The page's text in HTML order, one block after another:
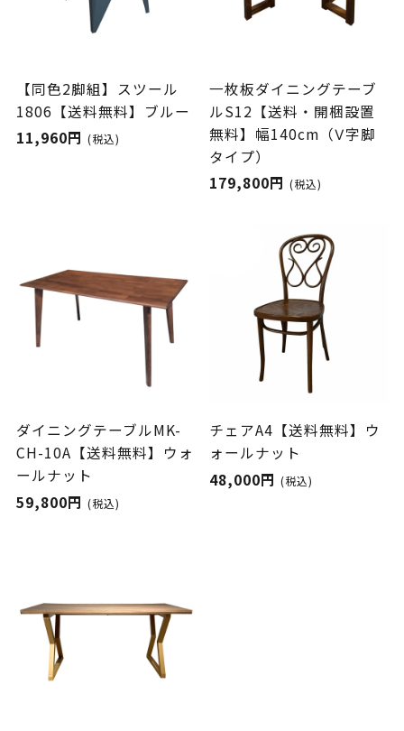
【同色2脚組】スツール
1806【送料無料】ブルー
11,960円 (税込)
一枚板ダイニングテーブ
ルS12【送料・開梱設置
無料】幅140cm（Ⅴ字脚
タイプ）
179,800円(税込)
ダイニングテーブルMK-
CH-10A【送料無料】ウォ
ールナット
59,800円 (税込)
チェアA4【送料無料】ウ
ォールナット
48,000円(税込)